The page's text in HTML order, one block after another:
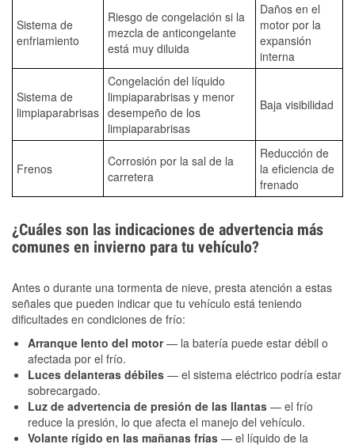
Sistema de
enfriamiento
Riesgo de congelación si la
mezcla de anticongelante
está muy diluida
Daños en el
motor por la
expansión
interna
Sistema de
limpiaparabrisas
Congelación del líquido
limpiaparabrisas y menor
desempeño de los
limpiaparabrisas
Baja visibilidad
Frenos
Corrosión por la sal de la
carretera
Reducción de
la eficiencia de
frenado
¿Cuáles son las indicaciones de advertencia más
comunes en invierno para tu vehículo?
Antes o durante una tormenta de nieve, presta atención a estas
señales que pueden indicar que tu vehículo está teniendo
dificultades en condiciones de frío:
Arranque lento del motor— la batería puede estar débil o
afectada por el frío.
Luces delanteras débiles — el sistema eléctrico podría estar
sobrecargado.
Luz de advertencia de presión de las llantas — el frío
reduce la presión, lo que afecta el manejo del vehículo.
Volante rígido en las mañanas frías — el líquido de la